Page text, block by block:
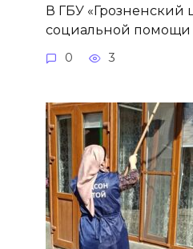
В ГБУ «Грозненский
социальной помощи
0 3